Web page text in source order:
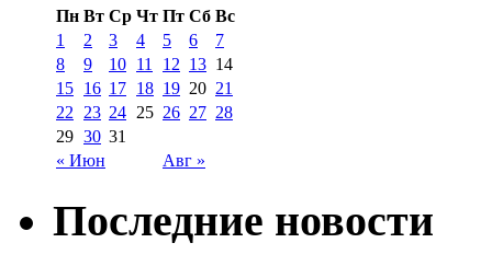
Пн Вт Ср Чт Пт Сб Вс
« Июн Авг »
1 2 3 4 5 6
7
8
9 10 11 12 13 14
15 16 17 18 19 20 21
22 23 24 25 26 27 28
29 30 31
Последние новости